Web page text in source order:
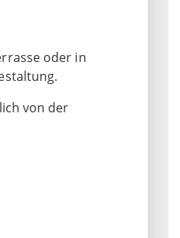
oder in
von der